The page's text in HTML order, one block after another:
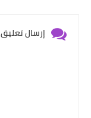
إرسال تعليق